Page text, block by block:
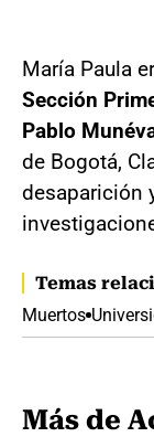
María Paula
Sección
Pablo
de Bogotá,
desaparición
Temas
Muertos
Más de